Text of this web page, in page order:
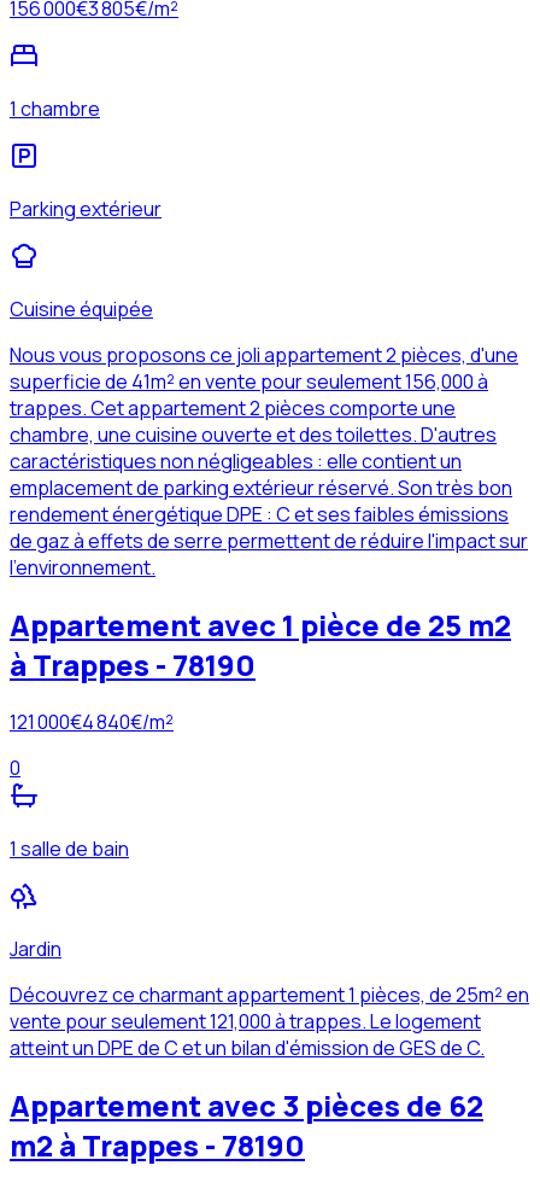
156 000€3 805€/m²
1 chambre
Parking extérieur
Cuisine équipée
Nous vous proposons ce joli appartement 2 pièces, d'une
superficie de 41m² en vente pour seulement 156,000 à
trappes. Cet appartement 2 pièces comporte une
chambre, une cuisine ouverte et des toilettes. D'autres
caractéristiques non négligeables : elle contient un
emplacement de parking extérieur réservé. Son très bon
rendement énergétique DPE : C et ses faibles émissions
de gaz à effets de serre permettent de réduire l'impact sur
l'environnement.
Appartement avec 1 pièce de 25 m2
à Trappes - 78190
121 000€4 840€/m²
0
1 salle de bain
Jardin
Découvrez ce charmant appartement 1 pièces, de 25m² en
vente pour seulement 121,000 à trappes. Le logement
atteint un DPE de C et un bilan d'émission de GES de C.
Appartement avec 3 pièces de 62
m2 à Trappes - 78190